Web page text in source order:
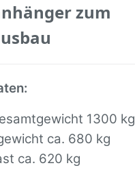
zum
1300 kg
ca. 680 kg
ca. 620 kg